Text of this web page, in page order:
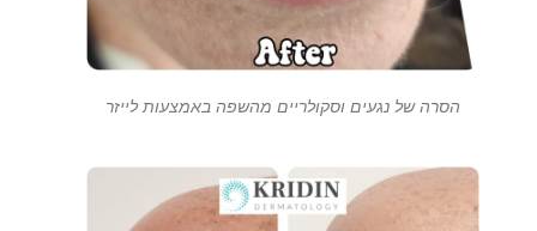
הסרה של נגעים וסקולריים מהשפה באמצעות לייזר